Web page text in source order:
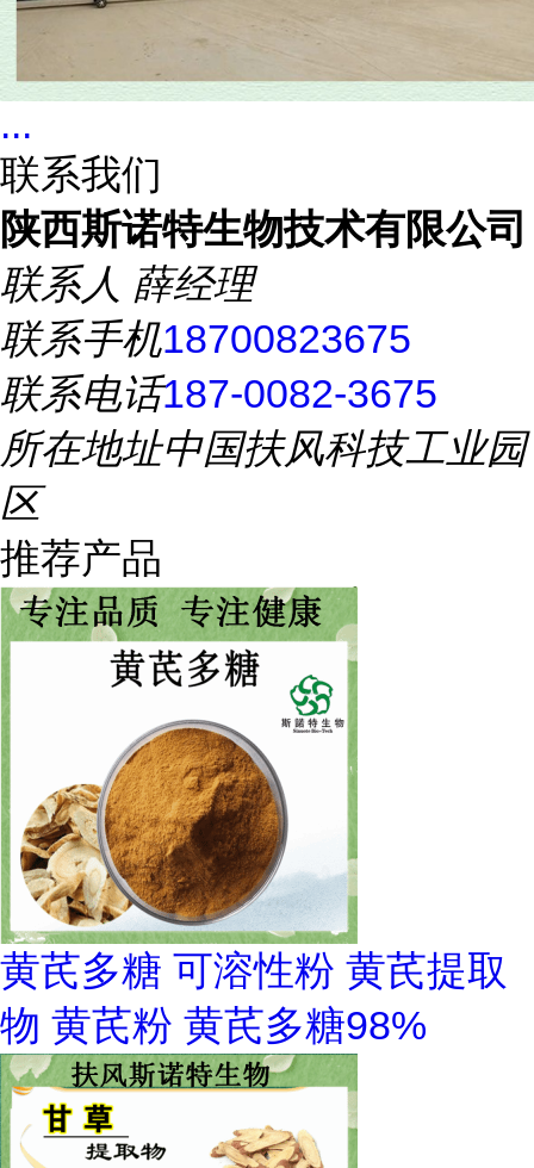
...
联系我们
陕西斯诺特生物技术有限公司
联系人 薛经理
联系手机18700823675
联系电话187-0082-3675
所在地址中国扶风科技工业园
区
推荐产品
黄芪多糖 可溶性粉 黄芪提取
物 黄芪粉 黄芪多糖98%